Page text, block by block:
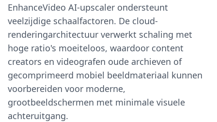
EnhanceVideo AI-upscaler ondersteunt
veelzijdige schaalfactoren. De cloud-
renderingarchitectuur verwerkt schaling met
hoge ratio's moeiteloos, waardoor content
creators en videografen oude archieven of
gecomprimeerd mobiel beeldmateriaal kunnen
voorbereiden voor moderne,
grootbeeldschermen met minimale visuele
achteruitgang.